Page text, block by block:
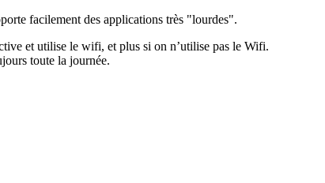
facilement des applications très "lourdes".
et utilise le wifi, et plus si on n’utilise pas le Wifi.
toute la journée.